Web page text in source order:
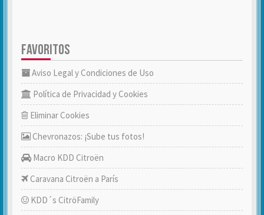
FAVORITOS
Aviso Legal y Condiciones de Uso
Política de Privacidad y Cookies
Eliminar Cookies
Chevronazos: ¡Sube tus fotos!
Macro KDD Citroën
Caravana Citroën a París
KDD´s CitröFamily